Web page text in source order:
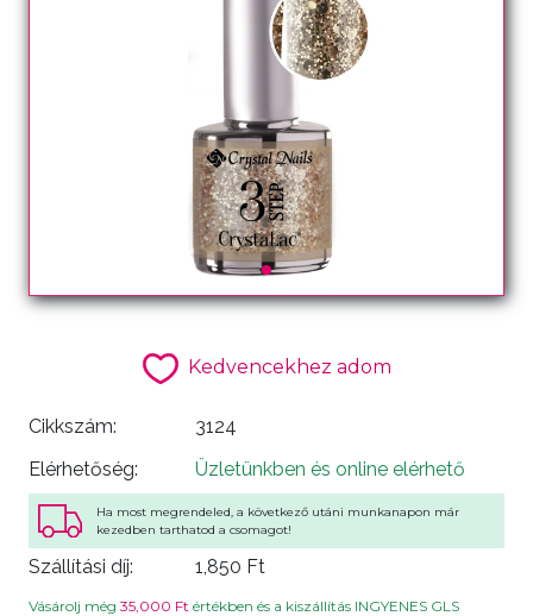
Kedvencekhez adom
Cikkszám:
3124
Elérhetőség:
Üzletünkben és online elérhető
Ha most megrendeled, a következő utáni munkanapon már
kezedben tarthatod a csomagot!
Szállítási díj: 1,850 Ft
Vásárolj még 35,000 Ft értékben és a kiszállítás INGYENES GLS